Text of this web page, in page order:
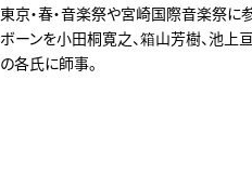
東京・春・音楽祭や宮崎国際音楽祭に
ボーンを小田桐寛之、箱山芳樹、池上
の各氏に師事。